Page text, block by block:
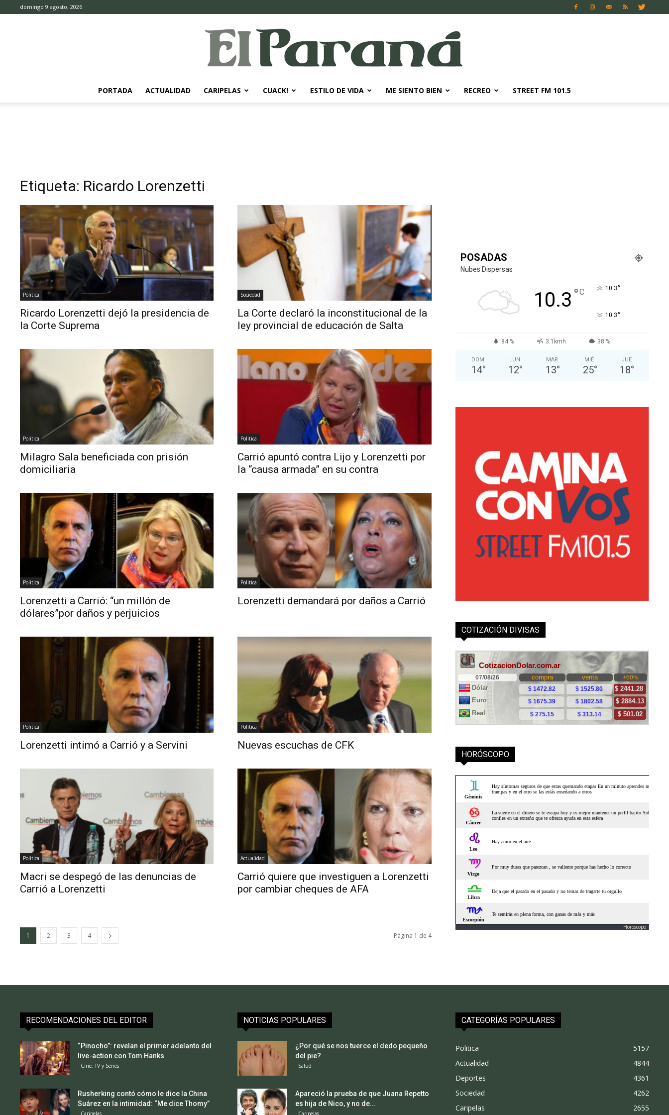
domingo 9 agosto, 2026
PORTADA ACTUALIDAD CARIPELAS CUACK! ESTILO DE VIDA ME SIENTO BIEN RECREO STREET FM 101.5
Etiqueta: Ricardo Lorenzetti
Politica
Ricardo Lorenzetti dejó la presidencia de
la Corte Suprema
Sociedad
La Corte declaró la inconstitucional de la
ley provincial de educación de Salta
Politica
Milagro Sala beneficiada con prisión
domiciliaria
Politica
Carrió apuntó contra Lijo y Lorenzetti por
la “causa armada” en su contra
Politica
Lorenzetti a Carrió: “un millón de
dólares”por daños y perjuicios
Politica
Lorenzetti demandará por daños a Carrió
Politica
Lorenzetti intimó a Carrió y a Servini
Politica
Nuevas escuchas de CFK
Politica
Macri se despegó de las denuncias de
Carrió a Lorenzetti
Actualidad
Carrió quiere que investiguen a Lorenzetti
por cambiar cheques de AFA
1 2 3 4 Página 1 de 4
POSADAS
Nubes Dispersas
10.3 °C 10.3°
10.3°
84 % 3.1kmh 38 %
DOM
14°
LUN
12°
MAR
13°
MIÉ
25°
JUE
18°
COTIZACIÓN DIVISAS
HORÓSCOPO
Horoscopo
RECOMENDACIONES DEL EDITOR
“Pinocho”: revelan el primer adelanto del
live-action con Tom Hanks
Cine, TV y Series
Rusherking contó cómo le dice la China
Suárez en la intimidad: “Me dice Thomy”
Caripelas
NOTICIAS POPULARES
¿Por qué se nos tuerce el dedo pequeño
del pie?
Salud
Apareció la prueba de que Juana Repetto
es hija de Nico, y no de...
Caripelas
CATEGORÍAS POPULARES
Politica
5157
Actualidad
4844
Deportes
4361
Sociedad
4262
Caripelas
2655